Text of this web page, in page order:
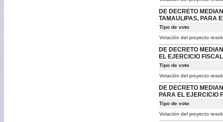
DE DECRETO
TAMAULIPAS, PARA
Tipo de voto
Votación del proyecto
DE DECRETO
EL EJERCICIO
Tipo de voto
Votación del proyecto
DE DECRETO
PARA EL EJERCICIO
Tipo de voto
Votación del proyecto